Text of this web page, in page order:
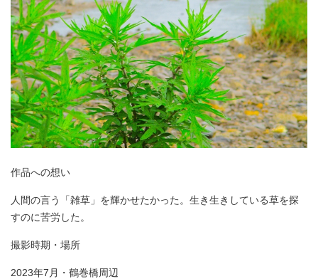
作品への想い
人間の言う「雑草」を輝かせたかった。生き生きしている草を探
すのに苦労した。
撮影時期・場所
2023年7月・鶴巻橋周辺